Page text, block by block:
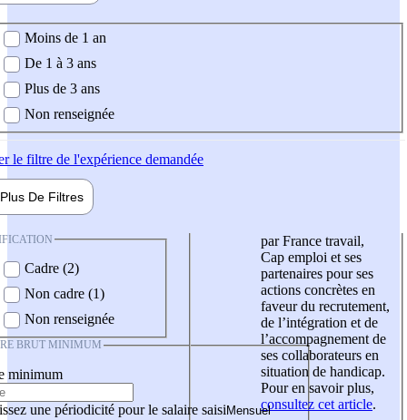
demandée
Moins de 1 an
De 1 à 3 ans
Plus de 3 ans
Non renseignée
le filtre de l'expérience demandée
Plus De Filtres
Cadre (2)
Non cadre (1)
Non renseignée
BRUT MINIMUM
minimum
une périodicité pour le salaire saisi
par France travail,
Cap emploi et ses
partenaires pour ses
actions concrètes en
faveur du recrutement,
de l’intégration et de
l’accompagnement de
ses collaborateurs en
situation de handicap.
Pour en savoir plus,
consultez cet article.